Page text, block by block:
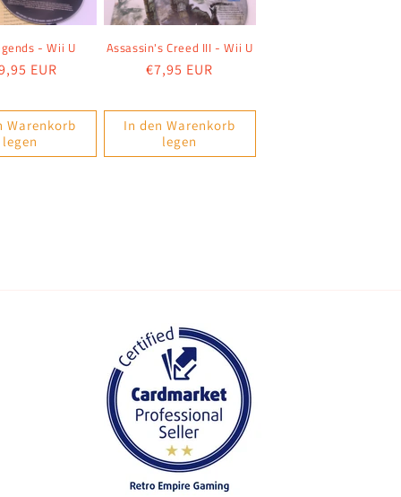
- Wii U
EUR
Warenkorb
legen
Assassin's Creed III - Wii U
Normaler
€7,95 EUR
In den Warenkorb
legen